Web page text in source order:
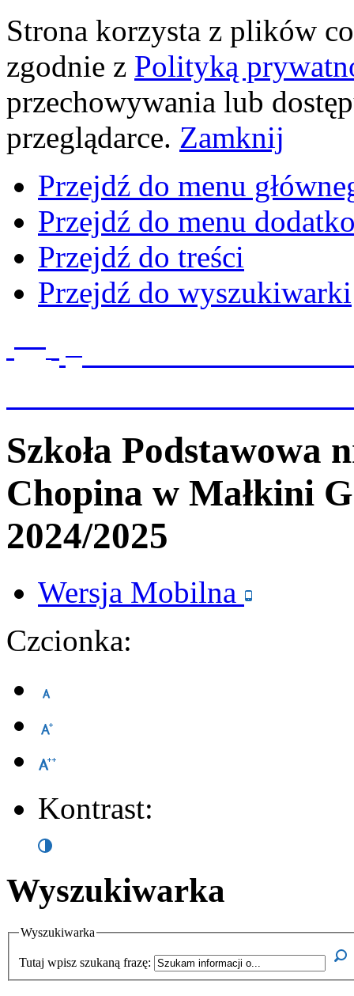
Strona korzysta z plików
zgodnie z Polityką
przechowywania lub
przeglądarce. Zamknij
Przejdź do menu
Przejdź do menu
Przejdź do treści
Przejdź do wyszukiwarki
Szkoła Podstawowa
Chopina w Małkini
2024/2025
Wersja Mobilna
Czcionka:
Kontrast:
Wyszukiwarka
Wyszukiwarka
Tutaj wpisz szukaną frazę: